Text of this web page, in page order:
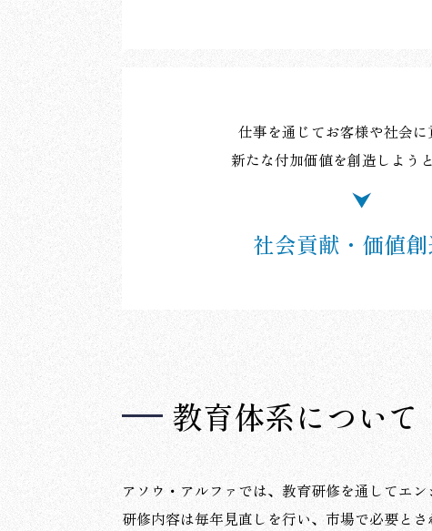
仕事を通じてお客様や社会に
新たな付加価値を創造しよう
社会貢献・価値
教育体系について
アソウ・アルファでは、教育研修を通してエ
研修内容は毎年見直しを行い、市場で必要と